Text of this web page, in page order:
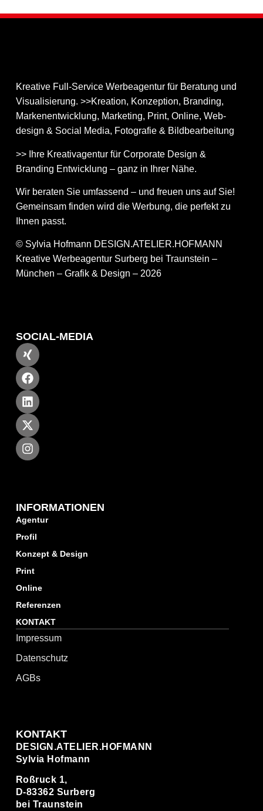
Kreative Full-Service Werbeagentur für Beratung und
Visualisierung. >>Kreation, Konzeption, Branding,
Markenentwicklung, Marketing, Print, Online, Web­
design & Social Media, Fotografie & Bildbear­bei­tung
>> Ihre Kreativagentur für Corporate Design &
Branding Entwicklung – ganz in Ihrer Nähe.
Wir beraten Sie umfassend – und freuen uns auf Sie!
Gemeinsam finden wird die Werbung, die perfekt zu
Ihnen passt.
© Sylvia Hofmann DESIGN.ATELIER.HOFMANN
Kreative Werbeagentur Surberg bei Traunstein –
München – Grafik & Design – 2026
INFORMATIONEN
Agentur
Profil
Konzept & Design
Print
Online
Referenzen
KONTAKT
Impressum
Datenschutz
AGBs
KONTAKT
DESIGN.ATELIER.HOFMANN
Sylvia Hofmann
Roßruck 1,
D-83362 Surberg
bei Traunstein
SOCIAL-MEDIA